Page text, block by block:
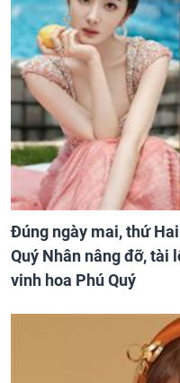
Đúng ngày mai, thứ
Quý Nhân nâng đỡ, tài
vinh hoa Phú Quý